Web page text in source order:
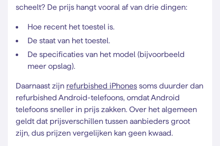
scheelt? De prijs hangt vooral af van drie dingen:
Hoe recent het toestel is.
De staat van het toestel.
De specificaties van het model (bijvoorbeeld
meer opslag).
Daarnaast zijn refurbished iPhones soms duurder dan
refurbished Android-telefoons, omdat Android
telefoons sneller in prijs zakken. Over het algemeen
geldt dat prijsverschillen tussen aanbieders groot
zijn, dus prijzen vergelijken kan geen kwaad.